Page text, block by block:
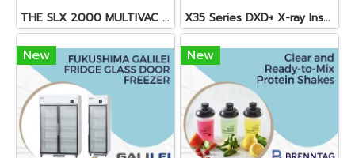
THE SLX 2000 MULTIVAC SLICER X35 Series DXD+ X-ray Inspection System
New New